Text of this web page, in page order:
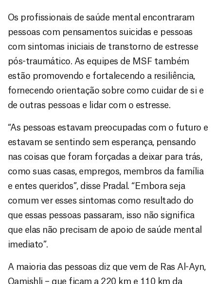
Os profissionais de saúde mental encontraram
pessoas com pensamentos suicidas e pessoas
com sintomas iniciais de transtorno de estresse
pós-traumático. As equipes de MSF também
estão promovendo e fortalecendo a resiliência,
fornecendo orientação sobre como cuidar de si e
de outras pessoas e lidar com o estresse.
“As pessoas estavam preocupadas com o futuro e
estavam se sentindo sem esperança, pensando
nas coisas que foram forçadas a deixar para trás,
como suas casas, empregos, membros da família
e entes queridos”, disse Pradal. “Embora seja
comum ver esses sintomas como resultado do
que essas pessoas passaram, isso não significa
que elas não precisam de apoio de saúde mental
imediato”.
A maioria das pessoas diz que vem de Ras Al-Ayn,
Qamishli – que ficam a 220 km e 110 km da